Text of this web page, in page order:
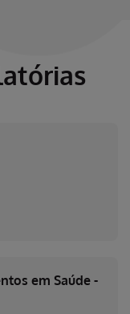
em Saúde -